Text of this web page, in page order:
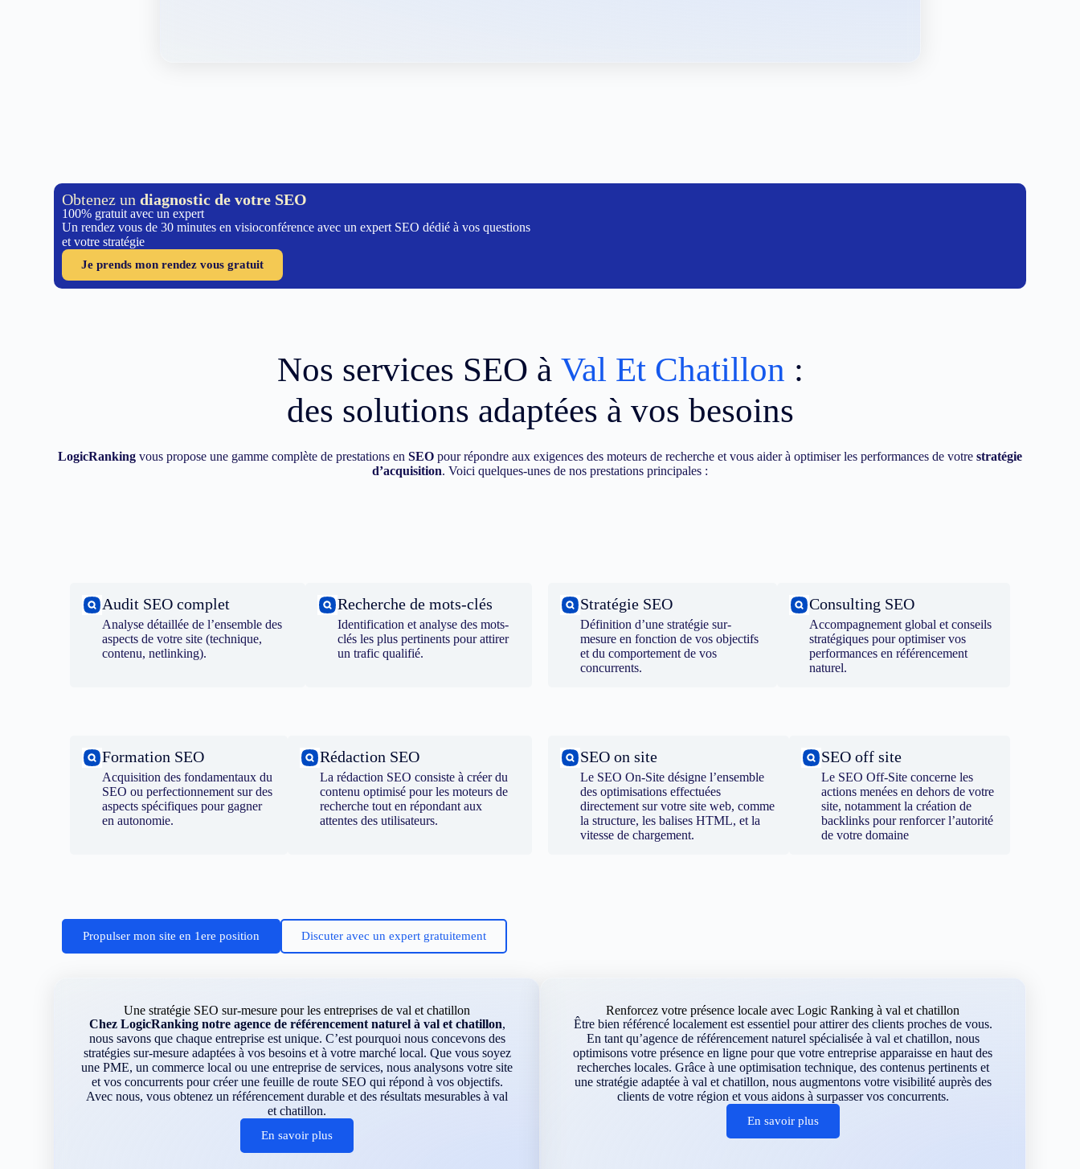
Obtenez undiagnostic de votre SEO
100% gratuit avec un expert
Un rendez vous de 30 minutes en visioconférence avec un expert SEO dédié à vos questions
et votre stratégie
Je prends mon rendez vous gratuit
Nos services SEO à Val Et Chatillon :
des solutions adaptées à vos besoins
LogicRanking vous propose une gamme complète de prestations en SEO pour répondre aux exigences des moteurs de recherche et vous aider à optimiser les performances de votre stratégie
d’acquisition. Voici quelques-unes de nos prestations principales :
Audit SEO complet
Analyse détaillée de l’ensemble des
aspects de votre site (technique,
contenu, netlinking).
Recherche de mots-clés
Identification et analyse des mots-
clés les plus pertinents pour attirer
un trafic qualifié.
Stratégie SEO
Définition d’une stratégie sur-
mesure en fonction de vos objectifs
et du comportement de vos
concurrents.
Consulting SEO
Accompagnement global et conseils
stratégiques pour optimiser vos
performances en référencement
naturel.
Formation SEO
Acquisition des fondamentaux du
SEO ou perfectionnement sur des
aspects spécifiques pour gagner
en autonomie.
Rédaction SEO
La rédaction SEO consiste à créer du
contenu optimisé pour les moteurs de
recherche tout en répondant aux
attentes des utilisateurs.
SEO on site
Le SEO On-Site désigne l’ensemble
des optimisations effectuées
directement sur votre site web, comme
la structure, les balises HTML, et la
vitesse de chargement.
SEO off site
Le SEO Off-Site concerne les
actions menées en dehors de votre
site, notamment la création de
backlinks pour renforcer l’autorité
de votre domaine
Propulser mon site en 1ere position Discuter avec un expert gratuitement
Une stratégie SEO sur-mesure pour les entreprises de val et chatillon
Chez LogicRanking notre agence de référencement naturel à val et chatillon,
nous savons que chaque entreprise est unique. C’est pourquoi nous concevons des
stratégies sur-mesure adaptées à vos besoins et à votre marché local. Que vous soyez
une PME, un commerce local ou une entreprise de services, nous analysons votre site
et vos concurrents pour créer une feuille de route SEO qui répond à vos objectifs.
Avec nous, vous obtenez un référencement durable et des résultats mesurables à val
et chatillon.
En savoir plus
Renforcez votre présence locale avec Logic Ranking à val et chatillon
Être bien référencé localement est essentiel pour attirer des clients proches de vous.
En tant qu’agence de référencement naturel spécialisée à val et chatillon, nous
optimisons votre présence en ligne pour que votre entreprise apparaisse en haut des
recherches locales. Grâce à une optimisation technique, des contenus pertinents et
une stratégie adaptée à val et chatillon, nous augmentons votre visibilité auprès des
clients de votre région et vous aidons à surpasser vos concurrents.
En savoir plus